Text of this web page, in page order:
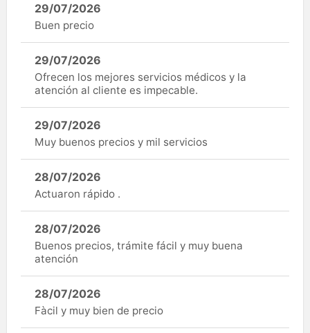
29/07/2026
Buen precio
29/07/2026
Ofrecen los mejores servicios médicos y la
atención al cliente es impecable.
29/07/2026
Muy buenos precios y mil servicios
28/07/2026
Actuaron rápido .
28/07/2026
Buenos precios, trámite fácil y muy buena
atención
28/07/2026
Fàcil y muy bien de precio